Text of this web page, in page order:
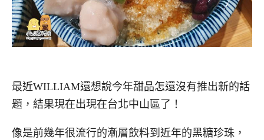
最近WILLIAM還想說今年甜品怎還沒有推出新的話
題，結果現在出現在台北中山區了！
像是前幾年很流行的漸層飲料到近年的黑糖珍珠，